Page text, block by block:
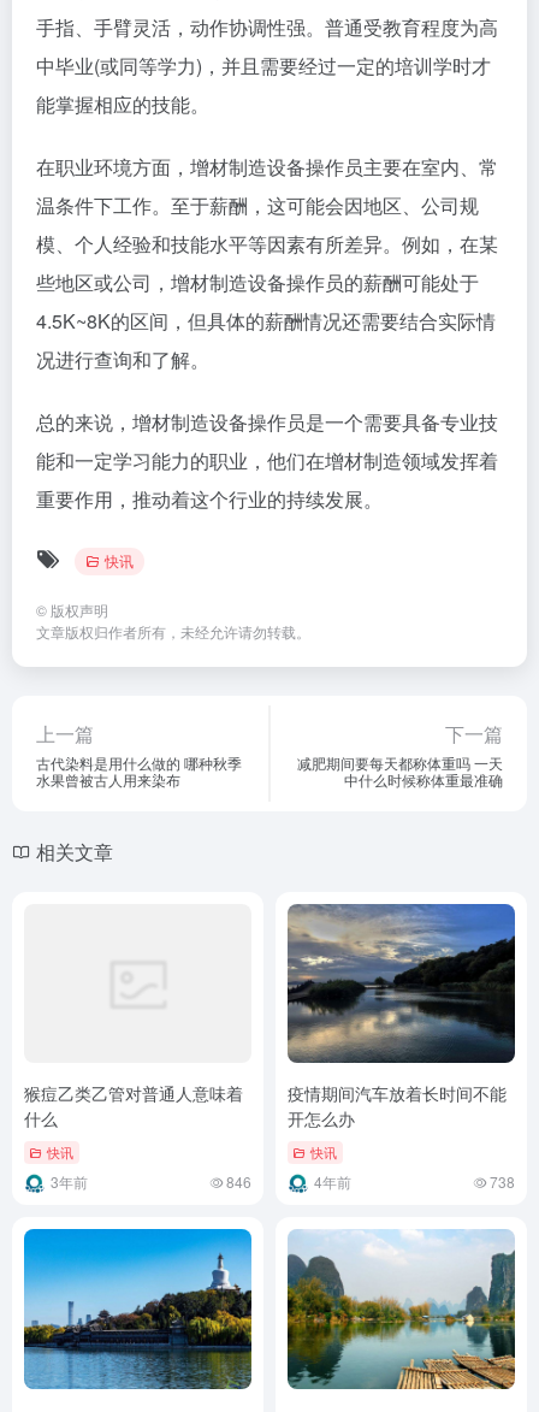
手指、手臂灵活，动作协调性强。普通受教育程度为高
中毕业(或同等学力)，并且需要经过一定的培训学时才
能掌握相应的技能。
在职业环境方面，增材制造设备操作员主要在室内、常
温条件下工作。至于薪酬，这可能会因地区、公司规
模、个人经验和技能水平等因素有所差异。例如，在某
些地区或公司，增材制造设备操作员的薪酬可能处于
4.5K~8K的区间，但具体的薪酬情况还需要结合实际情
况进行查询和了解。
总的来说，增材制造设备操作员是一个需要具备专业技
能和一定学习能力的职业，他们在增材制造领域发挥着
重要作用，推动着这个行业的持续发展。
快讯
© 版权声明
文章版权归作者所有，未经允许请勿转载。
上一篇
古代染料是用什么做的 哪种秋季
水果曾被古人用来染布
下一篇
减肥期间要每天都称体重吗 一天
中什么时候称体重最准确
相关文章
猴痘乙类乙管对普通人意味着
什么
快讯
3年前 846
疫情期间汽车放着长时间不能
开怎么办
快讯
4年前 738